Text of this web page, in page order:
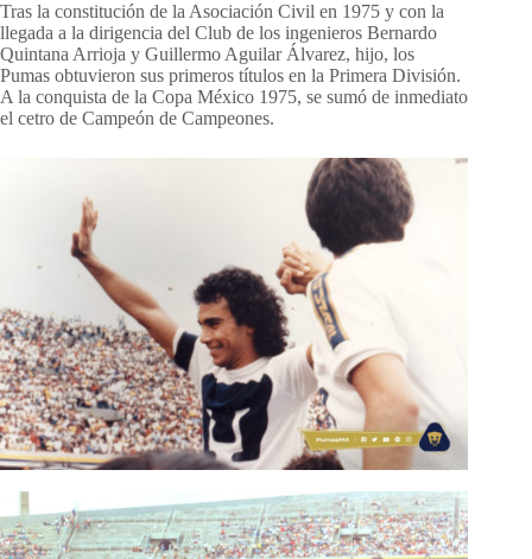
Tras la constitución de la Asociación Civil en 1975 y con la
llegada a la dirigencia del Club de los ingenieros Bernardo
Quintana Arrioja y Guillermo Aguilar Álvarez, hijo, los
Pumas obtuvieron sus primeros títulos en la Primera División.
A la conquista de la Copa México 1975, se sumó de inmediato
el cetro de Campeón de Campeones.